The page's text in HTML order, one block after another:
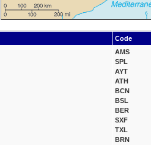
Code
AMS
SPL
AYT
ATH
BCN
BSL
BER
SXF
TXL
BRN